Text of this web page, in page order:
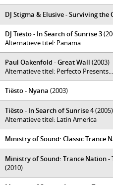
DJ Stigma & Elusive - Surviving the
DJ Tiësto - In Search of Sunrise 3
Alternatieve titel: Panama
Paul Oakenfold - Great Wall (2003)
Alternatieve titel: Perfecto Presents...
Tiësto - Nyana (2003)
Tiësto - In Search of Sunrise 4(2005)
Alternatieve titel: Latin America
Ministry of Sound: Classic Trance
Ministry of Sound: Trance Nation -
(2010)